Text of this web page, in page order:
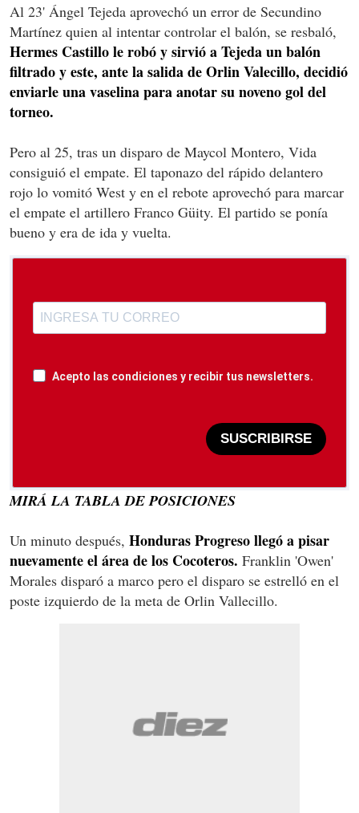
Al 23' Ángel Tejeda aprovechó un error de Secundino
Martínez quien al intentar controlar el balón, se resbaló,
Hermes Castillo le robó y sirvió a Tejeda un balón
filtrado y este, ante la salida de Orlin Valecillo, decidió
enviarle una vaselina para anotar su noveno gol del
torneo.
Pero al 25, tras un disparo de Maycol Montero, Vida
consiguió el empate. El taponazo del rápido delantero
rojo lo vomitó West y en el rebote aprovechó para marcar
el empate el artillero Franco Güity. El partido se ponía
bueno y era de ida y vuelta.
Acepto las condiciones y recibir tus newsletters.
SUSCRIBIRSE
MIRÁ LA TABLA DE POSICIONES
Un minuto después, Honduras Progreso llegó a pisar
nuevamente el área de los Cocoteros. Franklin 'Owen'
Morales disparó a marco pero el disparo se estrelló en el
poste izquierdo de la meta de Orlin Vallecillo.